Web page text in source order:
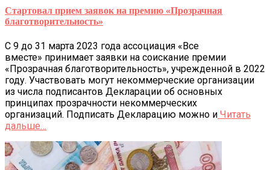
Стартовал прием заявок на премию «Прозрачная
благотворительность»
С 9 до 31 марта 2023 года ассоциация «Все
вместе» принимает заявки на соискание премии
«Прозрачная благотворительность», учрежденной в 2022
году. Участвовать могут некоммерческие организации
из числа подписантов Декларации об основных
принципах прозрачности некоммерческих
организаций. Подписать Декларацию можно и Читать
дальше…